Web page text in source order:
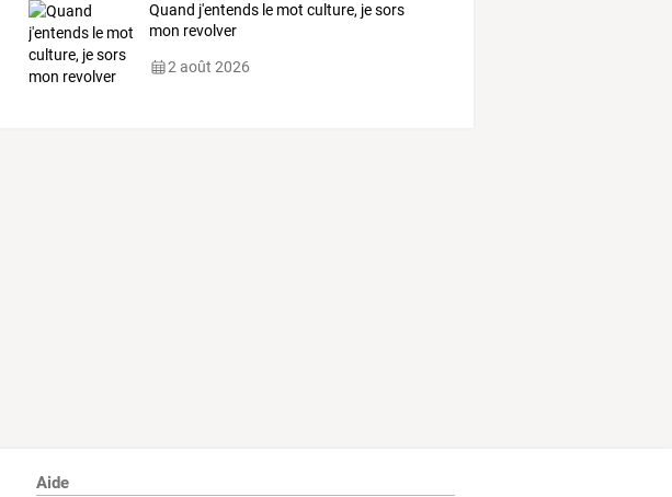
Quand j'entends le mot culture, je sors
mon revolver
2 août 2026
Aide